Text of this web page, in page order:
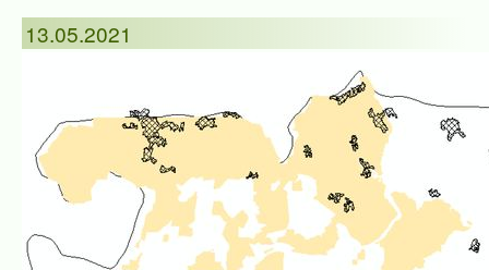
13.05.2021